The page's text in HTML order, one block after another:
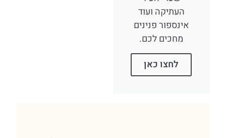
העתיקה ועוד
פנינים
מחכים לכם.